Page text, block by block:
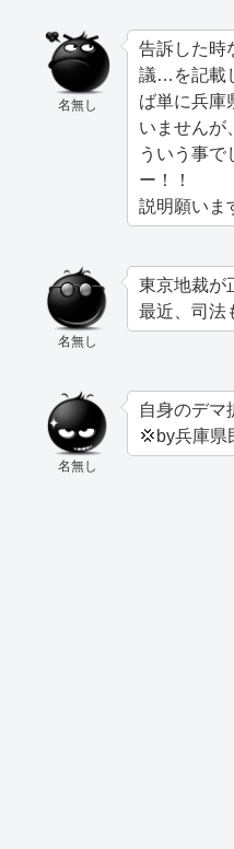
名無し
告訴した時
議…を記載
ば単に兵庫
いませんが
ういう事で
ー！！
説明願いま
名無し
東京地裁が
最近、司法
名無し
自身のデマ
💢by兵庫県